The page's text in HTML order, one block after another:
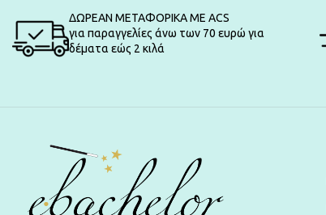
ΔΩΡΕΑΝ ΜΕΤΑΦΟΡΙΚΑ ΜΕ ACS
για παραγγελίες άνω των 70 ευρώ για
δέματα εώς 2 κιλά